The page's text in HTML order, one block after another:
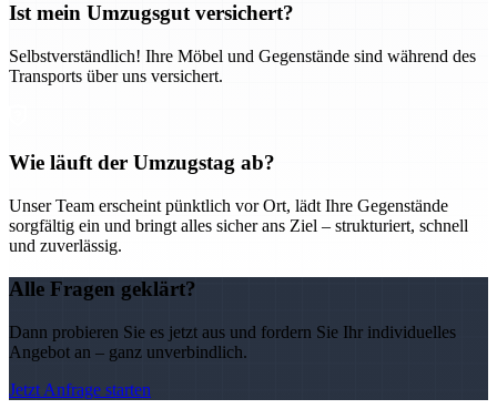
Ist mein Umzugsgut versichert?
Selbstverständlich! Ihre Möbel und Gegenstände sind während des
Transports über uns versichert.
Wie läuft der Umzugstag ab?
Unser Team erscheint pünktlich vor Ort, lädt Ihre Gegenstände
sorgfältig ein und bringt alles sicher ans Ziel – strukturiert, schnell
und zuverlässig.
Alle Fragen geklärt?
Dann probieren Sie es jetzt aus und fordern Sie Ihr individuelles
Angebot an – ganz unverbindlich.
Jetzt Anfrage starten